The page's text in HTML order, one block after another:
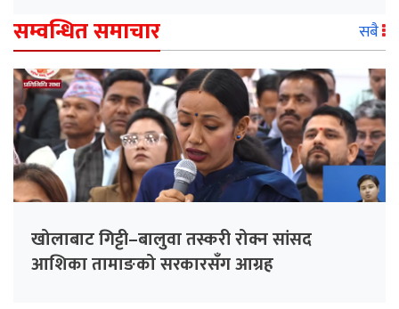
सम्वन्धित समाचार सबै
खोलाबाट गिट्टी–बालुवा तस्करी रोक्न सांसद
आशिका तामाङको सरकारसँग आग्रह